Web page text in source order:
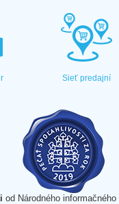
Sieť predajní
od Národného informačného